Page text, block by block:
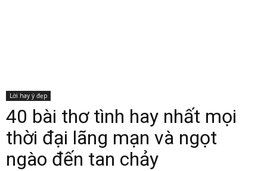
Lời hay ý đẹp
40 bài thơ tình hay nhất mọi
thời đại lãng mạn và ngọt
ngào đến tan chảy